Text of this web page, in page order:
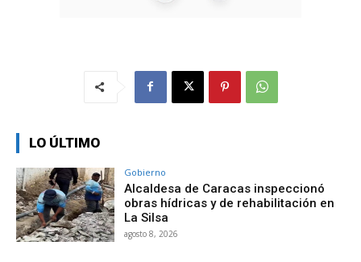
LO ÚLTIMO
Gobierno
Alcaldesa de Caracas inspeccionó
obras hídricas y de rehabilitación en
La Silsa
agosto 8, 2026